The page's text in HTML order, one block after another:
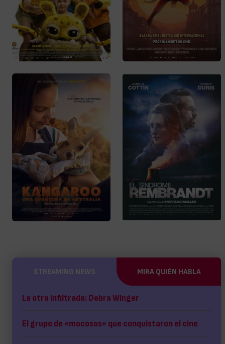
STREAMING NEWS MIRA QUIÉN HABLA
La otra Infiltrada: Debra Winger
El grupo de «mocosos» que conquistaron el cine